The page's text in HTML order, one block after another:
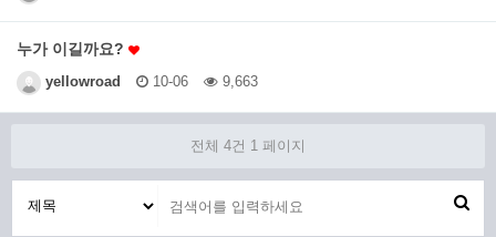
누가 이길까요?
yellowroad 10-06 9,663
전체 4건 1 페이지